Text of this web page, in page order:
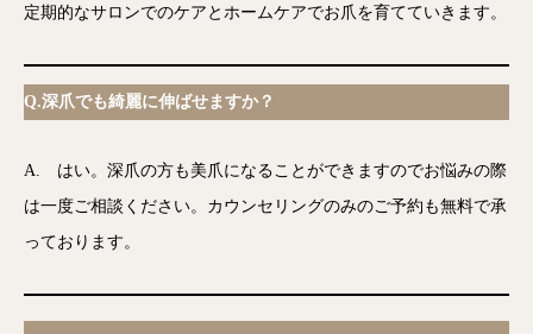
定期的なサロンでのケアとホームケアでお爪を育てていきます。
Q.深爪でも綺麗に伸ばせますか？
A. はい。深爪の方も美爪になることができますのでお悩みの際
は一度ご相談ください。カウンセリングのみのご予約も無料で承
っております。